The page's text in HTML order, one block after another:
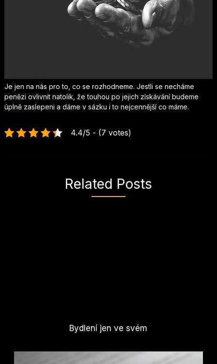
Je jen na nás pro to, co se rozhodneme. Jestli se necháme
penězi ovlivnit natolik, že touhou po jejich získávání budeme
úplně zaslepeni a dáme v sázku i to nejcennější co máme.
4.4/5 - (7 votes)
Related Posts
Bydlení jen ve svém